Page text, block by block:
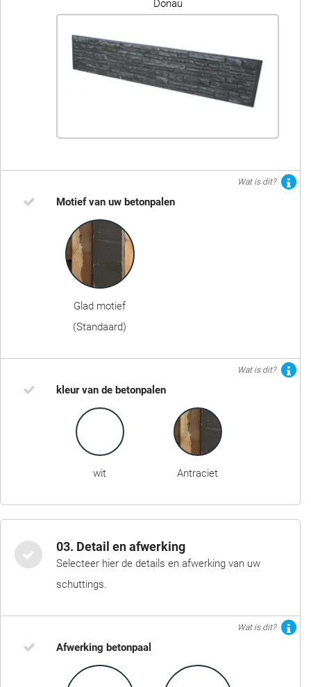
Donau
Wat is dit?
Motief van uw betonpalen
Glad motief
(Standaard)
Wat is dit?
kleur van de betonpalen
wit Antraciet
03. Detail en afwerking
Selecteer hier de details en afwerking van uw
schuttings.
Wat is dit?
Afwerking betonpaal